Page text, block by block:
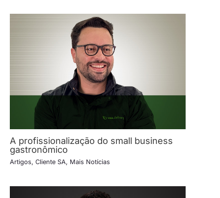
A profissionalização do small business
gastronômico
Artigos, Cliente SA, Mais Notícias